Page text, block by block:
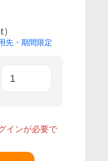
先・期間限定
インが必要で